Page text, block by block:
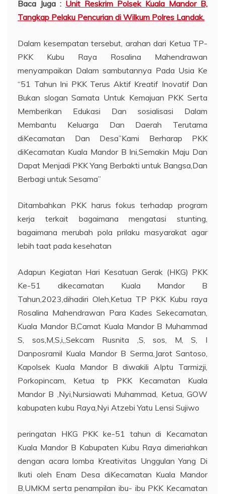
Baca Juga : Unit Reskrim Polsek Kuala Mandor B,
Tangkap Pelaku Pencurian di Wilkum Polres Landak.
Dalam kesempatan tersebut, arahan dari Ketua TP-
PKK Kubu Raya Rosalina Mahendrawan
menyampaikan Dalam sambutannya Pada Usia Ke
“51 Tahun Ini PKK Terus Aktif Kreatif Inovatif Dan
Bukan slogan Samata Untuk Kemajuan PKK Serta
Memberikan Edukasi Dan sosialisasi Dalam
Membantu Keluarga Dan Daerah Terutama
diKecamatan Dan Desa”Kami Berharap PKK
diKecamatan Kuala Mandor B Ini,Semakin Maju Dan
Dapat Menjadi PKK Yang Berbakti untuk Bangsa,Dan
Berbagi untuk Sesama”
Ditambahkan PKK harus fokus terhadap program
kerja terkait bagaimana mengatasi stunting,
bagaimana merubah pola prilaku masyarakat agar
lebih taat pada kesehatan
Adapun Kegiatan Hari Kesatuan Gerak (HKG) PKK
Ke-51 dikecamatan Kuala Mandor B
Tahun,2023,dihadiri Oleh,Ketua TP PKK Kubu raya
Rosalina Mahendrawan Para Kades Sekecamatan,
Kuala Mandor B,Camat Kuala Mandor B Muhammad
S, sos,M,S,i,,Sekcam Rusnita ,S, sos, M, S, I
Danposramil Kuala Mandor B Serma,Jarot Santoso,
Kapolsek Kuala Mandor B diwakili AIptu Tarmizji,
Porkopincam, Ketua tp PKK Kecamatan Kuala
Mandor B ,Nyi,Nursiawati Muhammad, Ketua, GOW
kabupaten kubu Raya,Nyi Atzebi Yatu Lensi Sujiwo
peringatan HKG PKK ke-51 tahun di Kecamatan
Kuala Mandor B Kabupaten Kubu Raya dimeriahkan
dengan acara lomba Kreativitas Unggulan Yang Di
Ikuti oleh Enam Desa diKecamatan Kuala Mandor
B,UMKM serta penampilan ibu- ibu PKK Kecamatan